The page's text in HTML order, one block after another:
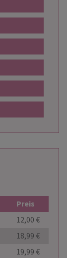
Preis
12,00 €
18,99 €
19,99 €